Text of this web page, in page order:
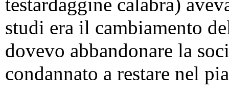
testardaggine calabra)
studi era il cambiamento
dovevo abbandonare la
condannato a restare nel